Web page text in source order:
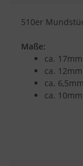
510er
Maße:
ca.
ca.
ca.
ca.